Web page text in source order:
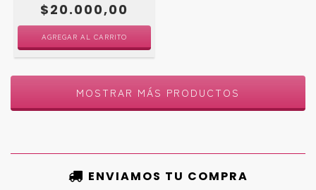
$20.000,00
MOSTRAR MÁS PRODUCTOS
ENVIAMOS TU COMPRA